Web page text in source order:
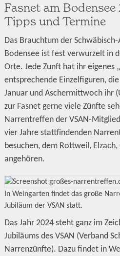
Fasnet am
Tipps und Termine
Das Brauchtum der
Bodensee ist fest verwurzelt in
Orte. Jede Zunft hat ihr eigenes
entsprechende Einzelfiguren,
Januar und Aschermittwoch ihr
zur Fasnet gerne viele Zünfte
Narrentreffen der VSAN-
vier Jahre stattfindenden
besuchen, dem Rottweil,
angehören.
In Weingarten findet das große
Jubiläum der VSAN statt.
Das Jahr 2024 steht ganz im
Jubiläums des VSAN (Verband
Narrenzünfte). Dazu findet in